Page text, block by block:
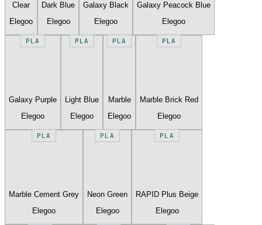
Clear
Elegoo
Dark Blue
Elegoo
Galaxy Black
Elegoo
Galaxy Peacock Blue
Elegoo
PLA
Galaxy Purple
Elegoo
PLA
Light Blue
Elegoo
PLA
Marble
Elegoo
PLA
Marble Brick Red
Elegoo
PLA
Marble Cement Grey
Elegoo
PLA
Neon Green
Elegoo
PLA
RAPID Plus Beige
Elegoo